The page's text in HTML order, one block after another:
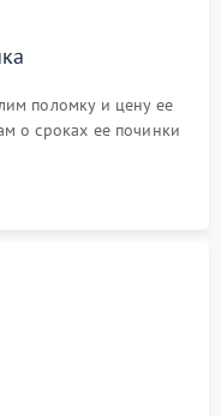
поломку и цену ее
о сроках ее починки